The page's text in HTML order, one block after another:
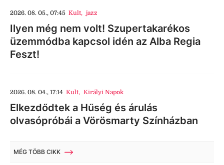
2026. 08. 05., 07:45 Kult, jazz
Ilyen még nem volt! Szupertakarékos
üzemmódba kapcsol idén az Alba Regia
Feszt!
2026. 08. 04., 17:14 Kult, Királyi Napok
Elkezdődtek a Hűség és árulás
olvasópróbái a Vörösmarty Színházban
MÉG TÖBB CIKK